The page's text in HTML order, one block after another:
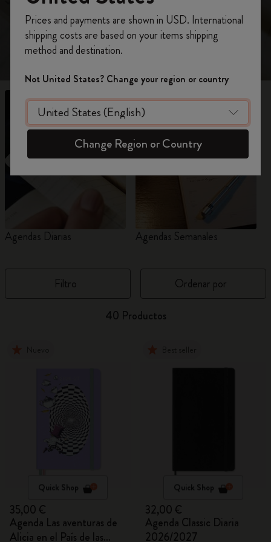
durante un año y medio.
Agendas Diarias Agendas Semanales
Filtro Ordenar por
40 Productos
Quick Shop
35,00 €
Agenda Las aventuras de
Alicia en el País de las
Quick Shop
32,00 €
Agenda Classic Diaria
2026/2027
Regístrate ahora y obtén un 10% de descuento
y envío gratuito en tu primer pedidoutilizando
el códigoWELCOME10.
Crea una cuenta de Moleskine para acceder a
ofertas exclusivas, beneficios para miembros y
más inspiración.
Crear cuenta!
Prices and payments are shown in USD. International
shipping costs are based on your items shipping
method and destination.
Not United States? Change your region or country
Change Region or Country